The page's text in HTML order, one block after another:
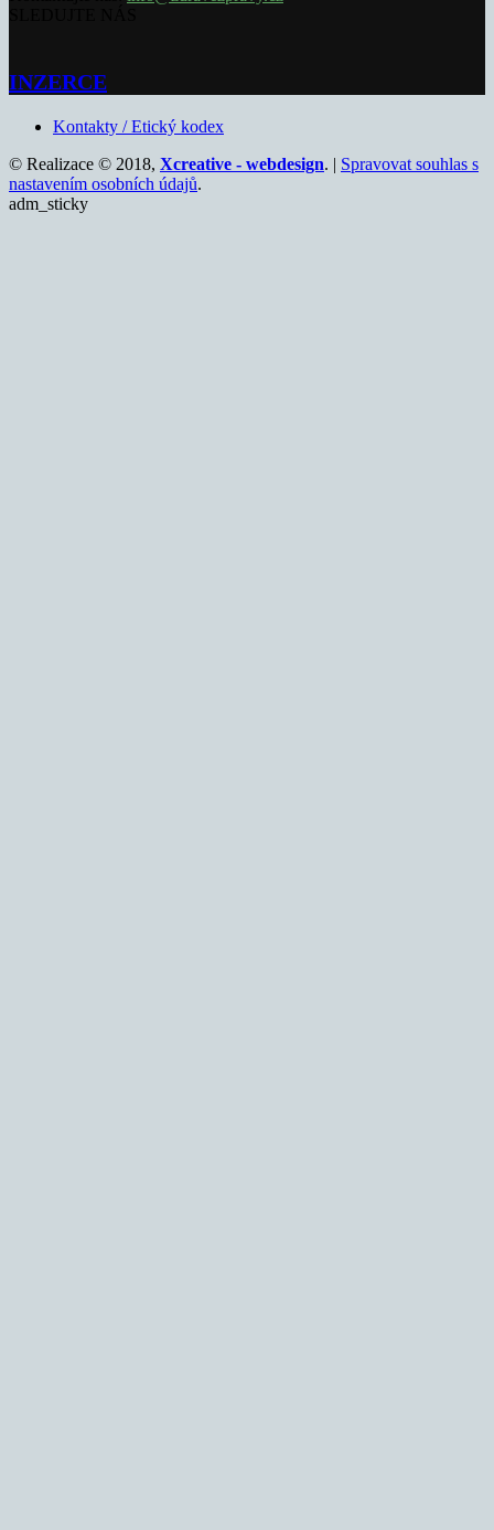
INZERCE
Kontakty / Etický kodex
© Realizace © 2018, Xcreative - webdesign. | Spravovat souhlas s
nastavením osobních údajů.
adm_sticky